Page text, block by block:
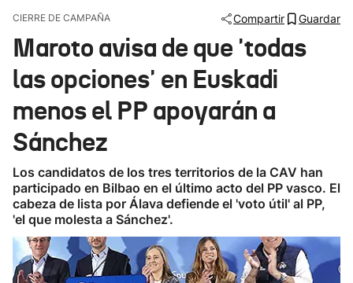
Ikusmiran
CIERRE DE CAMPAÑA Compartir Guardar
Maroto avisa de que 'todas
las opciones' en Euskadi
menos el PP apoyarán a
Sánchez
Los candidatos de los tres territorios de la CAV han
participado en Bilbao en el último acto del PP vasco. El
cabeza de lista por Álava defiende el 'voto útil' al PP,
'el que molesta a Sánchez'.